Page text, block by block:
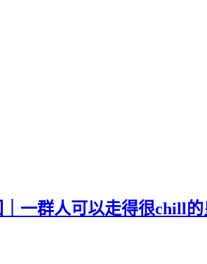
一群人可以走得很chill